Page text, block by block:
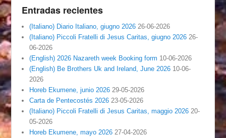
Entradas recientes
(Italiano) Diario Italiano, giugno 2026 26-06-2026
(Italiano) Piccoli Fratelli di Jesus Caritas, giugno 2026 26-
06-2026
(English) 2026 Nazareth week Booking form 10-06-2026
(English) Be Brothers Uk and Ireland, June 2026 10-06-
2026
Horeb Ekumene, junio 2026 29-05-2026
Carta de Pentecostés 2026 23-05-2026
(Italiano) Piccoli Fratelli di Jesus Caritas, maggio 2026 20-
05-2026
Horeb Ekumene, mayo 2026 27-04-2026